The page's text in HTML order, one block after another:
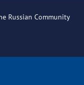
Russian Community